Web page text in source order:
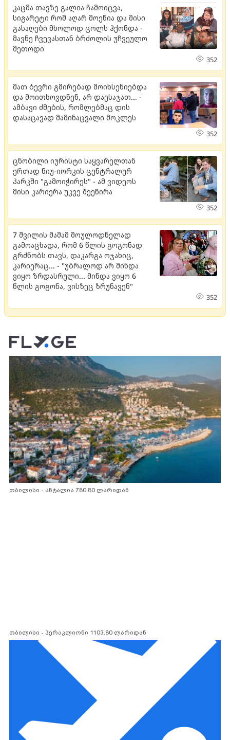
კაცმა თავზე გალია ჩამოიცვა,
სიგარეტი რომ აღარ მოეწია და მისი
გასაღები მხოლოდ ცოლს ჰქონდა -
მავნე ჩვევასთან ბრძოლის უჩვეულო
მეთოდი
352
მათ ბევრი გმირებად მოიხსენიებდა
და მოითხოვდნენ, არ დაესაჯათ... -
ამბავი ძმების, რომლებმაც დის
დასაცავად მამინაცვალი მოკლეს
352
ცნობილი იურისტი საყვარელთან
ერთად ნიუ-იორკის ცენტრალურ
პარკში "გამოიჭირეს" - ამ ვიდეოს
მისი კარიერა უკვე შეეწირა
352
7 შვილის მამამ მოულოდნელად
გამოაცხადა, რომ 6 წლის გოგონად
გრძნობს თავს, დაკარგა ოჯახიც,
კარიერაც... - "უბრალოდ არ მინდა
ვიყო ზრდასრული... მინდა ვიყო 6
წლის გოგონა, ვისზეც ზრუნავენ"
352
თბილისი - ანტალია 780.80 ლარიდან
თბილისი - ჰერაკლიონი 1103.80 ლარიდან